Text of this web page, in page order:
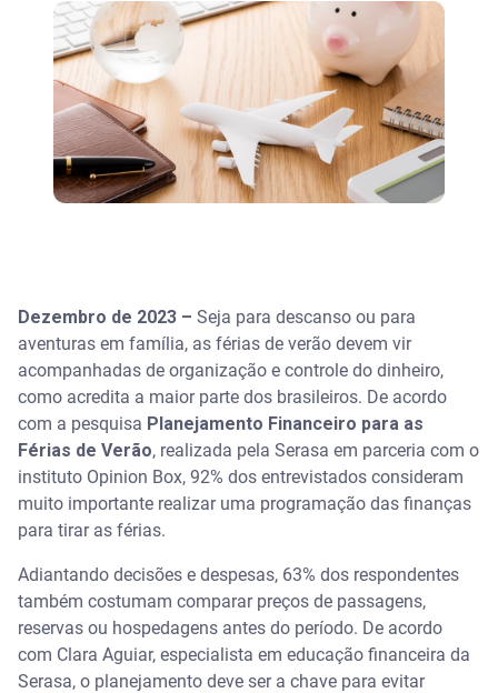
Dezembro de 2023 – Seja para descanso ou para
aventuras em família, as férias de verão devem vir
acompanhadas de organização e controle do dinheiro,
como acredita a maior parte dos brasileiros. De acordo
com a pesquisa Planejamento Financeiro para as
Férias de Verão, realizada pela Serasa em parceria com o
instituto Opinion Box, 92% dos entrevistados consideram
muito importante realizar uma programação das finanças
para tirar as férias.
Adiantando decisões e despesas, 63% dos respondentes
também costumam comparar preços de passagens,
reservas ou hospedagens antes do período. De acordo
com Clara Aguiar, especialista em educação financeira da
Serasa, o planejamento deve ser a chave para evitar